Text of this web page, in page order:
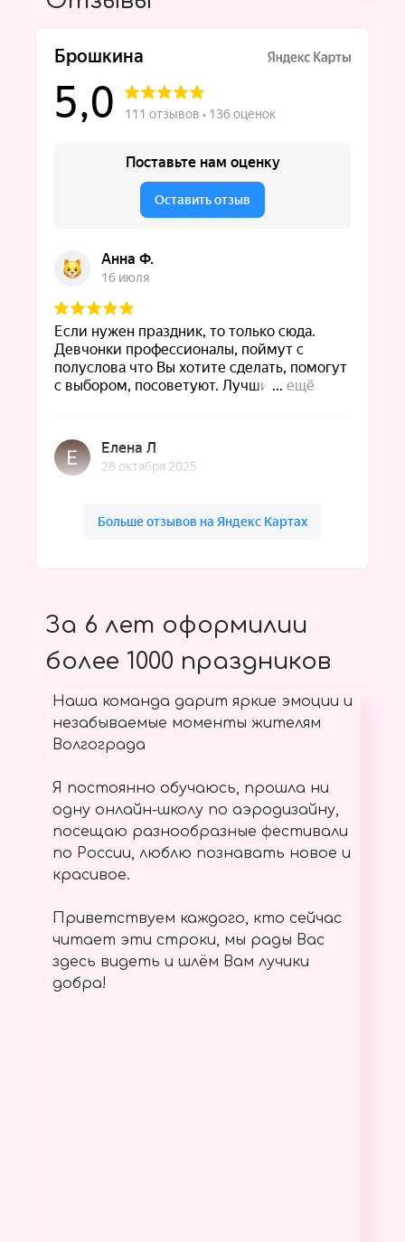
За 6 лет оформилии
более 1000 праздников
Наша команда дарит яркие эмоции и
незабываемые моменты жителям
Волгограда
Я постоянно обучаюсь, прошла ни
одну онлайн-школу по аэродизайну,
посещаю разнообразные фестивали
по России, люблю познавать новое и
красивое.
Приветствуем каждого, кто сейчас
читает эти строки, мы рады Вас
здесь видеть и шлём Вам лучики
добра!